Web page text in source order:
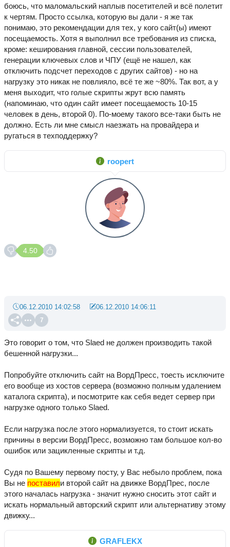
боюсь, что маломальский наплыв посетителей и всё полетит
к чертям. Просто ссылка, которую вы дали - я же так
понимаю, это рекомендации для тех, у кого сайт(ы) имеют
посещаемость. Хотя я выполнил все требования из списка,
кроме: кеширования главной, сессии пользователей,
генерации ключевых слов и ЧПУ (ещё не нашел, как
отключить подсчет переходов с других сайтов) - но на
нагрузку это никак не повлияло, всё те же ~80%. Так вот, а у
меня выходит, что голые скрипты жрут всю память
(напоминаю, что один сайт имеет посещаемость 10-15
человек в день, второй 0). По-моему такого все-таки быть не
должно. Есть ли мне смысл наезжать на провайдера и
ругаться в техподдержку?
roopert
4.50
7
06.12.2010 14:02:58 06.12.2010 14:06:11
Это говорит о том, что Slaed не должен производить такой
бешенной нагрузки...
Попробуйте отключить сайт на ВордПресс, тоесть исключите
его вообще из хостов сервера (возможно полным удалением
каталога скрипта), и посмотрите как себя ведет сервер при
нагрузке одного только Slaed.
Если нагрузка после этого нормализуется, то стоит искать
причины в версии ВордПресс, возможно там большое кол-во
ошибок или зацикленные скрипты и т.д.
Судя по Вашему первому посту, у Вас небыло проблем, пока
Вы не поставили второй сайт на движке ВордПрес, после
этого началась нагрузка - значит нужно сносить этот сайт и
искать нормальный авторский скрипт или альтернативу этому
движку...
GRAFLEKX